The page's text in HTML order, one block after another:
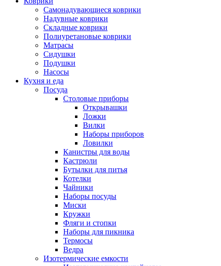
Самонадувающиеся коврики
Надувные коврики
Складные коврики
Полиуретановые коврики
Матрасы
Сидушки
Подушки
Насосы
Кухня и еда
Посуда
Столовые приборы
Открывашки
Ложки
Вилки
Наборы приборов
Ловилки
Канистры для воды
Кастрюли
Бутылки для питья
Котелки
Чайники
Наборы посуды
Миски
Кружки
Фляги и стопки
Наборы для пикника
Термосы
Ведра
Изотермические емкости